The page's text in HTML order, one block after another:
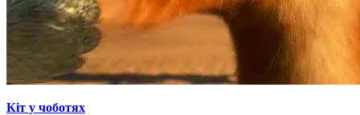
Кіт у чоботях